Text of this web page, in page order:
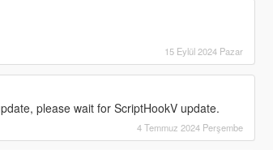
15 Eylül 2024 Pazar
please wait for ScriptHookV update.
4 Temmuz 2024 Perşembe